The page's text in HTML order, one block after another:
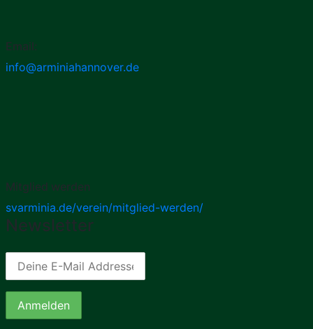
Email:
info@arminiahannover.de
Mitglied werden
svarminia.de/verein/mitglied-werden/
Newsletter